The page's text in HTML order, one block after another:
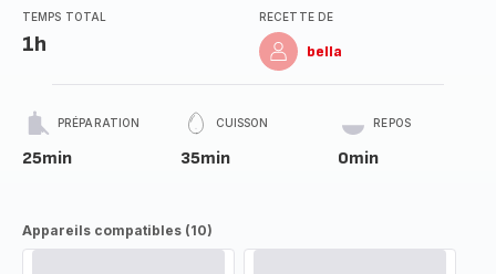
TEMPS TOTAL
1h
RECETTE DE
bella
PRÉPARATION
25min
CUISSON
35min
REPOS
0min
Appareils compatibles (10)